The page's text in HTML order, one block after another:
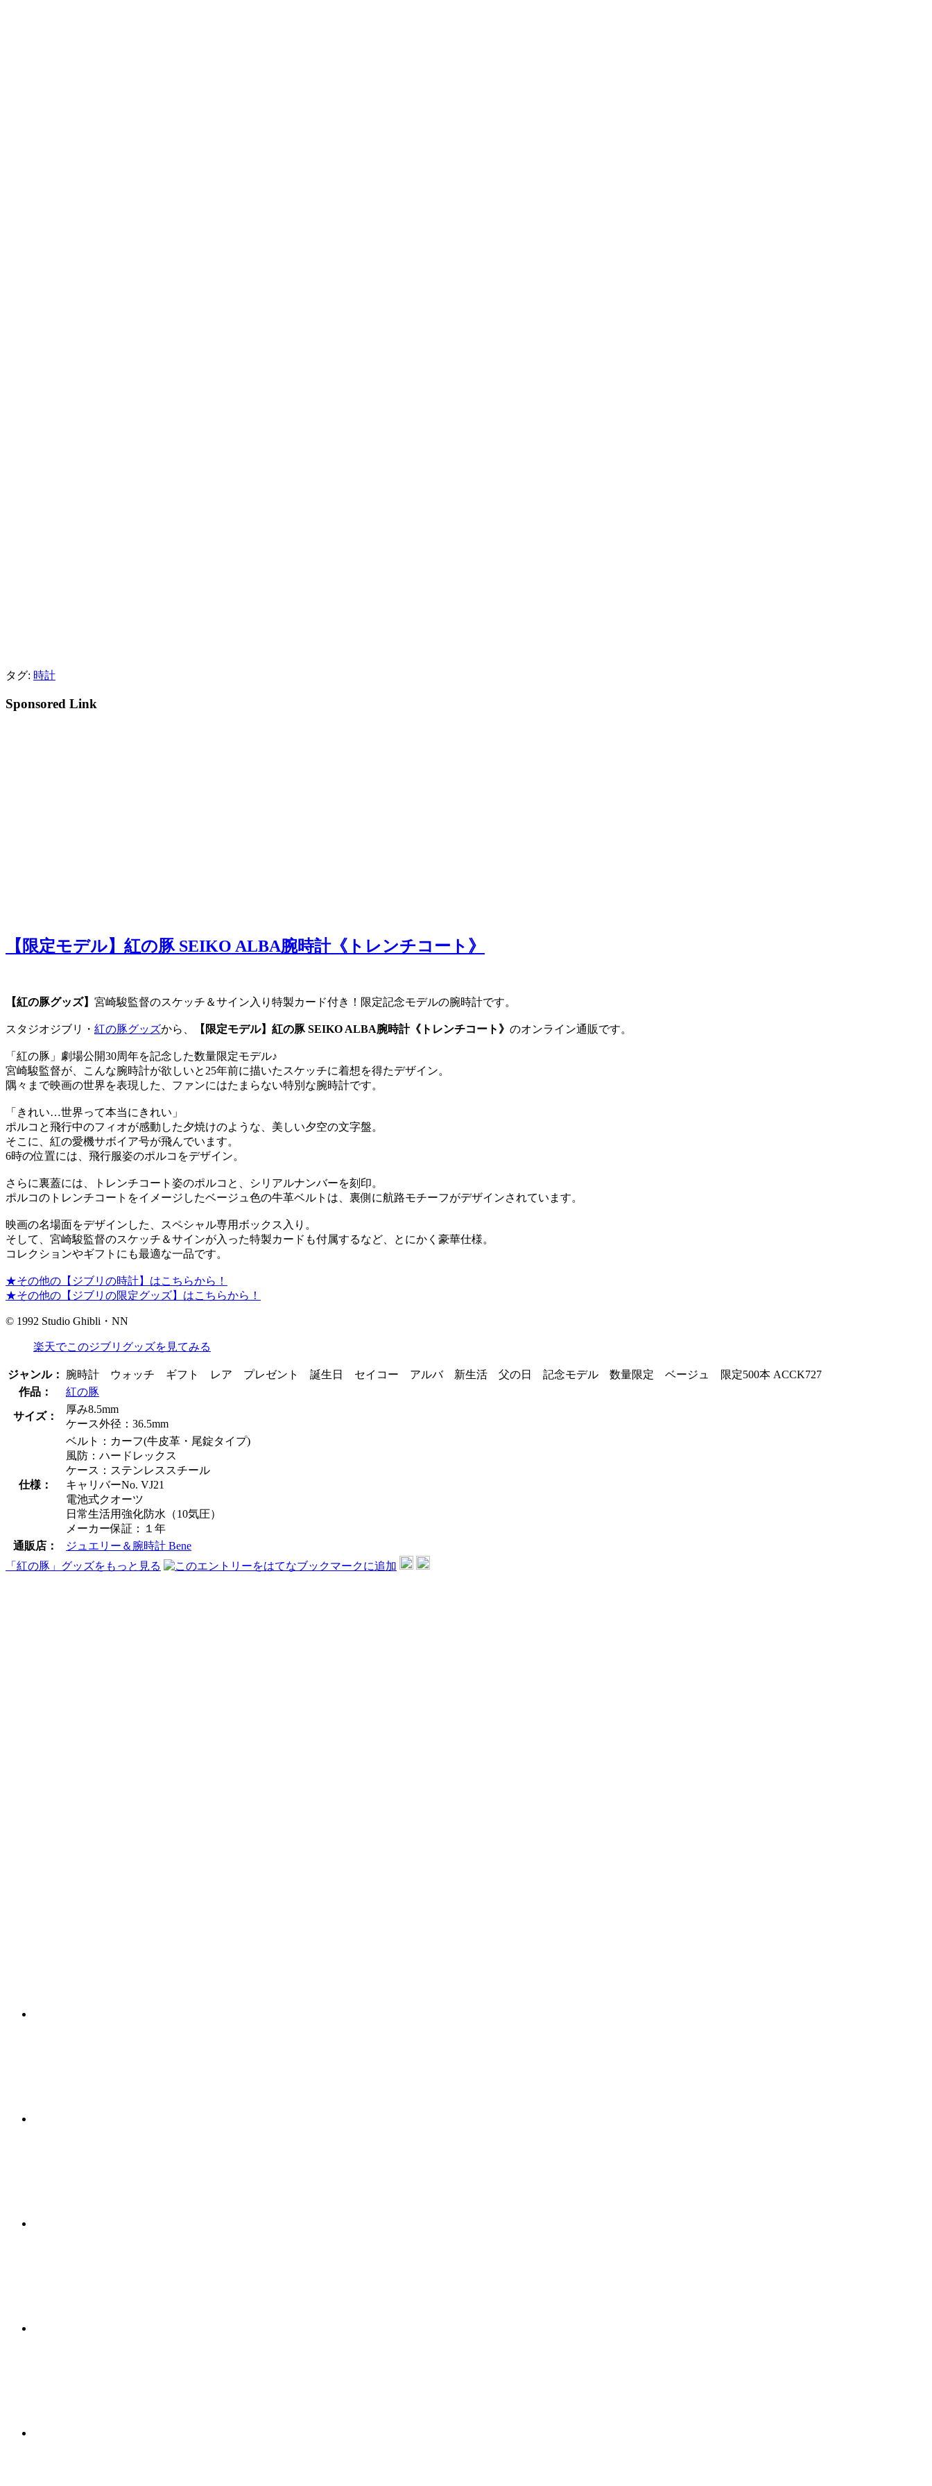
タグ: 時計
Sponsored Link
【限定モデル】紅の豚 SEIKO ALBA腕時計《トレンチコート》
【紅の豚グッズ】 宮崎駿監督のスケッチ＆サイン入り特製カード付き！限定記念モデルの腕時計です。
スタジオジブリ・ 紅の豚グッズから、 【限定モデル】紅の豚 SEIKO ALBA腕時計《トレンチコート》 のオンライン通販です。
「紅の豚」劇場公開30周年を記念した数量限定モデル♪
宮崎駿監督が、こんな腕時計が欲しいと25年前に描いたスケッチに着想を得たデザイン。
隅々まで映画の世界を表現した、ファンにはたまらない特別な腕時計です。
「きれい…世界って本当にきれい」
ポルコと飛行中のフィオが感動した夕焼けのような、美しい夕空の文字盤。
そこに、紅の愛機サボイア号が飛んでいます。
6時の位置には、飛行服姿のポルコをデザイン。
さらに裏蓋には、トレンチコート姿のポルコと、シリアルナンバーを刻印。
ポルコのトレンチコートをイメージしたベージュ色の牛革ベルトは、裏側に航路モチーフがデザインされています。
映画の名場面をデザインした、スペシャル専用ボックス入り。
そして、宮崎駿監督のスケッチ＆サインが入った特製カードも付属するなど、とにかく豪華仕様。
コレクションやギフトにも最適な一品です。
★その他の【ジブリの時計】はこちらから！
★その他の【ジブリの限定グッズ】はこちらから！
© 1992 Studio Ghibli・NN
楽天でこのジブリグッズを見てみる
ジャンル：
腕時計 ウォッチ ギフト レア プレゼント 誕生日 セイコー アルバ 新生活 父の日 記念モデル 数量限定 ベージュ 限定500本 ACCK727
作品：
紅の豚
サイズ：
厚み8.5mm
ケース外径：36.5mm
仕様：
ベルト：カーフ(牛皮革・尾錠タイプ)
風防：ハードレックス
ケース：ステンレススチール
キャリバーNo. VJ21
電池式クオーツ
日常生活用強化防水（10気圧）
メーカー保証：１年
通販店：
ジュエリー＆腕時計 Bene
「紅の豚」グッズをもっと見る